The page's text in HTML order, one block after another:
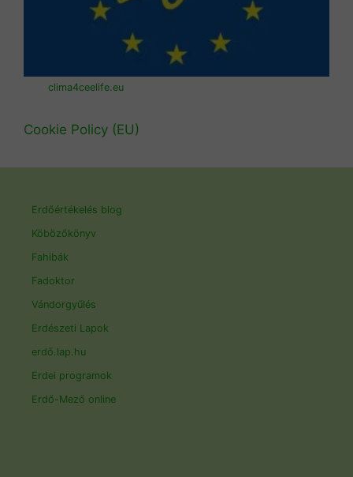
clima4ceelife.eu
Cookie Policy (EU)
Erdőértékelés blog
Köbözőkönyv
Fahibák
Fadoktor
Vándorgyűlés
Erdészeti Lapok
erdő.lap.hu
Erdei programok
Erdő-Mező online